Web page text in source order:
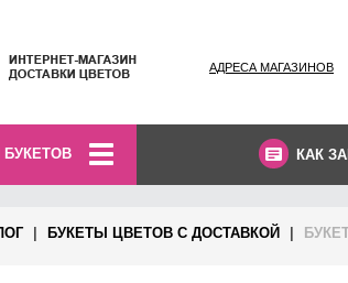
АДРЕСА МАГАЗИНОВ
БУКЕТОВ КАК
БУКЕТЫ ЦВЕТОВ С ДОСТАВКОЙ